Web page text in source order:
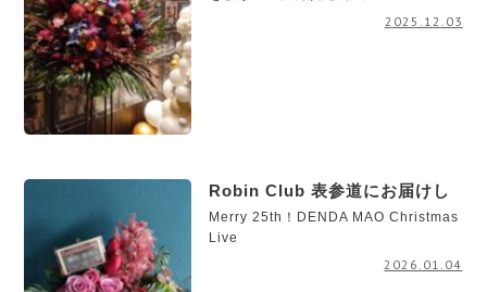
2025.12.03
Robin Club 表参道にお届けし
Merry 25th！DENDA MAO Christmas
Live
2026.01.04